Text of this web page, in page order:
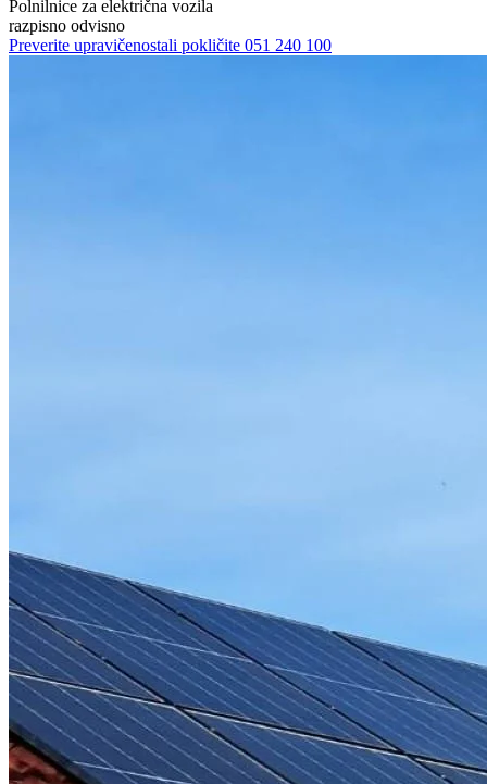
Polnilnice za električna vozila
razpisno odvisno
Preverite upravičenostali pokličite 051 240 100